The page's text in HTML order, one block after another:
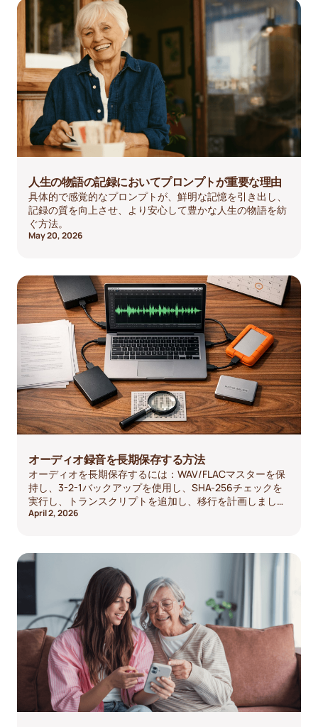
人生の物語の記録においてプロンプトが重要な理由
具体的で感覚的なプロンプトが、鮮明な記憶を引き出し、
記録の質を向上させ、より安心して豊かな人生の物語を紡
ぐ方法。
May 20, 2026
オーディオ録音を長期保存する方法
オーディオを長期保存するには：WAV/FLACマスターを保
持し、3-2-1バックアップを使用し、SHA-256チェックを
実行し、トランスクリプトを追加し、移行を計画しましょ
う。
April 2, 2026